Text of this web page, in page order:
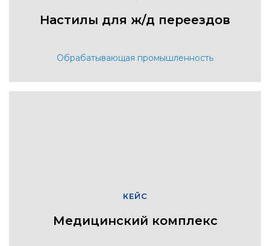
Настилы для ж/д переездов
Обрабатывающая промышленность
КЕЙС
Медицинский комплекс